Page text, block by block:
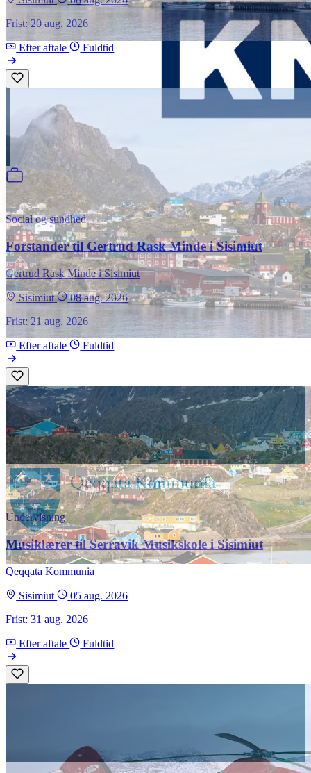
Frist: 20 aug. 2026
Efter aftale Fuldtid
Social og sundhed
Forstander til Gertrud Rask Minde i Sisimiut
Gertrud Rask Minde i Sisimiut
Sisimiut
08 aug. 2026
Frist: 21 aug. 2026
Efter aftale Fuldtid
Undervisning
Musiklærer til Serravik Musikskole i Sisimiut
Qeqqata Kommunia
Sisimiut
05 aug. 2026
Frist: 31 aug. 2026
Efter aftale Fuldtid